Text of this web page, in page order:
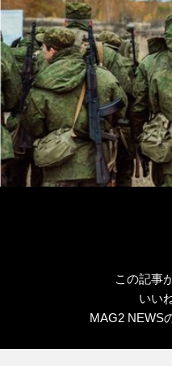
ー
この記事
いい
MAG2 NEWS